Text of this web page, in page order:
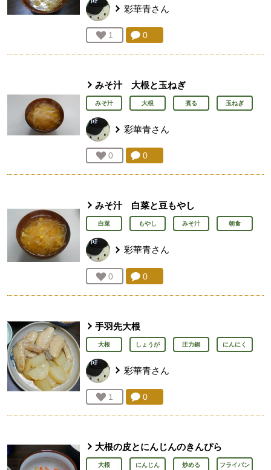
彩華青さん
お気に入り登録：
1 人が登録コメント：
0
みそ汁 大根と玉ねぎ
みそ汁 大根 煮る 玉ねぎ
彩華青さん
お気に入り登録：
0 人が登録コメント：
0
みそ汁 白菜と豆もやし
白菜 もやし みそ汁 朝食
彩華青さん
お気に入り登録：
0 人が登録コメント：
0
手羽先大根
大根 しょうが 圧力鍋 にんにく
彩華青さん
お気に入り登録：
1 人が登録コメント：
0
大根の皮とにんじんのきんぴら
大根 にんじん 炒める フライパン